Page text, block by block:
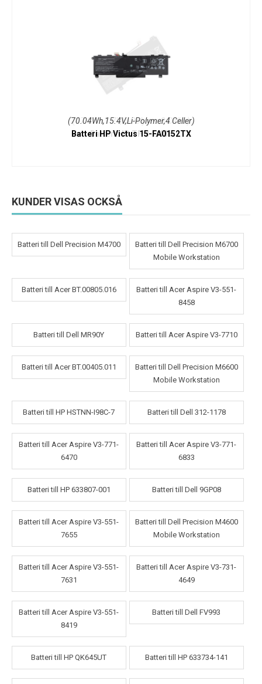
(70.04Wh,15.4V,Li-Polymer,4 Celler)
Batteri HP Victus 15-FA0152TX
KUNDER VISAS OCKSÅ
Batteri till Dell Precision M4700
Batteri till Dell Precision M6700
Mobile Workstation
Batteri till Acer BT.00805.016
Batteri till Acer Aspire V3-551-
8458
Batteri till Dell MR90Y Batteri till Acer Aspire V3-7710
Batteri till Acer BT.00405.011
Batteri till Dell Precision M6600
Mobile Workstation
Batteri till HP HSTNN-I98C-7 Batteri till Dell 312-1178
Batteri till Acer Aspire V3-771-
6470
Batteri till Acer Aspire V3-771-
6833
Batteri till HP 633807-001 Batteri till Dell 9GP08
Batteri till Acer Aspire V3-551-
7655
Batteri till Dell Precision M4600
Mobile Workstation
Batteri till Acer Aspire V3-551-
7631
Batteri till Acer Aspire V3-731-
4649
Batteri till Acer Aspire V3-551-
8419
Batteri till Dell FV993
Batteri till HP QK645UT Batteri till HP 633734-141